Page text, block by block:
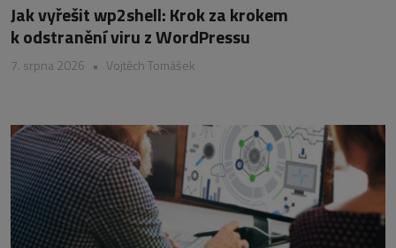
Jak vyřešit wp2shell: Krok za krokem
k odstranění viru z WordPressu
7. srpna 2026 • Vojtěch Tomášek